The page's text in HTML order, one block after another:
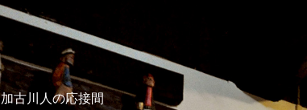
加古川人の応接間